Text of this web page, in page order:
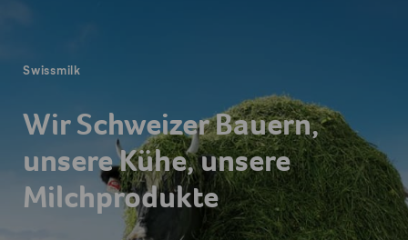
Swissmilk
Wir Schweizer Bauern,
unsere Kühe, unsere
Milchprodukte